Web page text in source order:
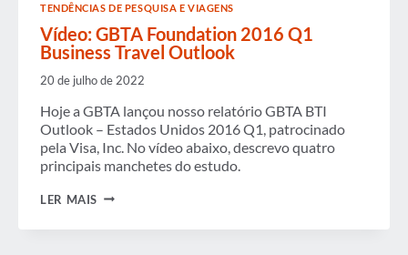
TENDÊNCIAS DE PESQUISA E VIAGENS
Vídeo: GBTA Foundation 2016 Q1
Business Travel Outlook
20 de julho de 2022
Hoje a GBTA lançou nosso relatório GBTA BTI
Outlook – Estados Unidos 2016 Q1, patrocinado
pela Visa, Inc. No vídeo abaixo, descrevo quatro
principais manchetes do estudo.
LER MAIS VÍDEO: